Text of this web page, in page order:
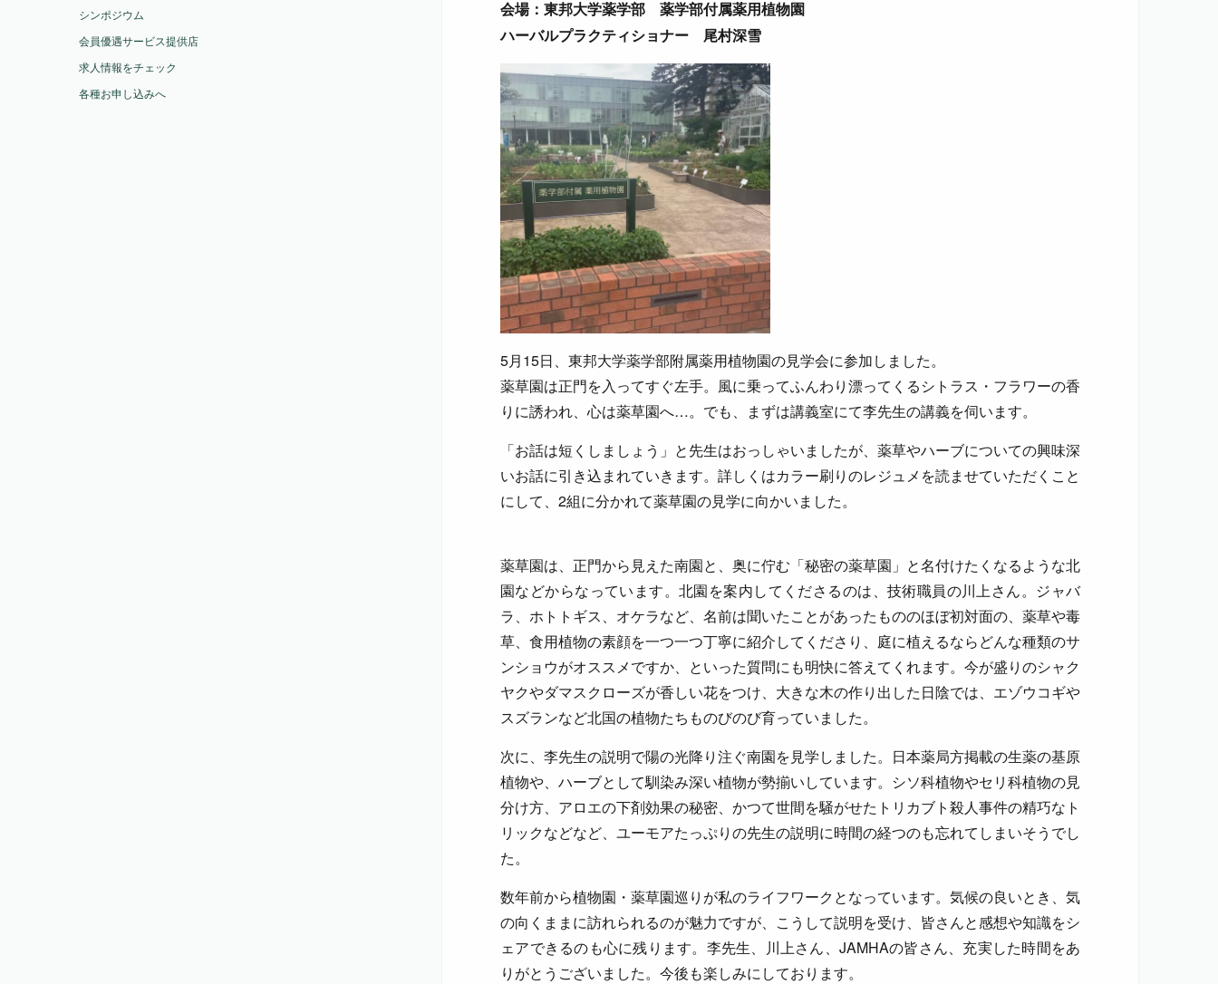
会場：東邦大学薬学部 薬学部付属薬用植物園
ハーバルプラクティショナー 尾村深雪
5月15日、東邦大学薬学部附属薬用植物園の見学会に参加しました。
薬草園は正門を入ってすぐ左手。風に乗ってふんわり漂ってくるシトラス・フラワーの香
りに誘われ、心は薬草園へ…。でも、まずは講義室にて李先生の講義を伺います。
「お話は短くしましょう」と先生はおっしゃいましたが、薬草やハーブについての興味深
いお話に引き込まれていきます。詳しくはカラー刷りのレジュメを読ませていただくこと
にして、2組に分かれて薬草園の見学に向かいました。
薬草園は、正門から見えた南園と、奥に佇む「秘密の薬草園」と名付けたくなるような北
園などからなっています。北園を案内してくださるのは、技術職員の川上さん。ジャバ
ラ、ホトトギス、オケラなど、名前は聞いたことがあったもののほぼ初対面の、薬草や毒
草、食用植物の素顔を一つ一つ丁寧に紹介してくださり、庭に植えるならどんな種類のサ
ンショウがオススメですか、といった質問にも明快に答えてくれます。今が盛りのシャク
ヤクやダマスクローズが香しい花をつけ、大きな木の作り出した日陰では、エゾウコギや
スズランなど北国の植物たちものびのび育っていました。
次に、李先生の説明で陽の光降り注ぐ南園を見学しました。日本薬局方掲載の生薬の基原
植物や、ハーブとして馴染み深い植物が勢揃いしています。シソ科植物やセリ科植物の見
分け方、アロエの下剤効果の秘密、かつて世間を騒がせたトリカブト殺人事件の精巧なト
リックなどなど、ユーモアたっぷりの先生の説明に時間の経つのも忘れてしまいそうでし
た。
数年前から植物園・薬草園巡りが私のライフワークとなっています。気候の良いとき、気
の向くままに訪れられるのが魅力ですが、こうして説明を受け、皆さんと感想や知識をシ
ェアできるのも心に残ります。李先生、川上さん、JAMHAの皆さん、充実した時間をあ
りがとうございました。今後も楽しみにしております。
シンポジウム
会員優遇サービス提供店
求人情報をチェック
各種お申し込みへ